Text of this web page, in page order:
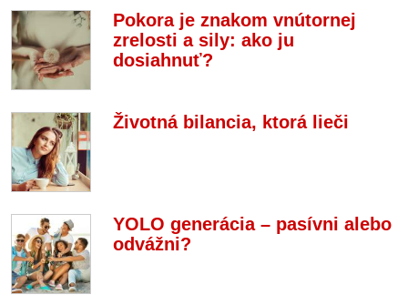
Pokora je znakom vnútornej
zrelosti a sily: ako ju
dosiahnuť?
Životná bilancia, ktorá lieči
YOLO generácia – pasívni alebo
odvážni?